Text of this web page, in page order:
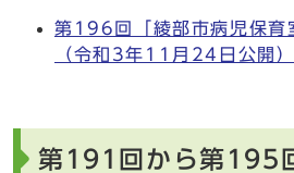
第196回「綾部市病児保育
（令和3年11月24日公開）
第191回から第195